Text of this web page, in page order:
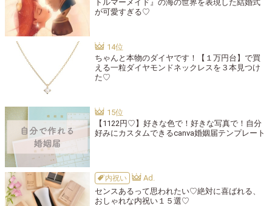
トルマーメイド』の海の世界を表現した結婚式
が可愛すぎる♡
ちゃんと本物のダイヤです！【１万円台】で買
える一粒ダイヤモンドネックレスを３本見つけ
た♡
【1122円♡】好きな色で！好きな写真で！自分
好みにカスタムできるcanva婚姻届テンプレート
内祝い
センスあるって思われたい♡絶対に喜ばれる、
おしゃれな内祝い１５選♡